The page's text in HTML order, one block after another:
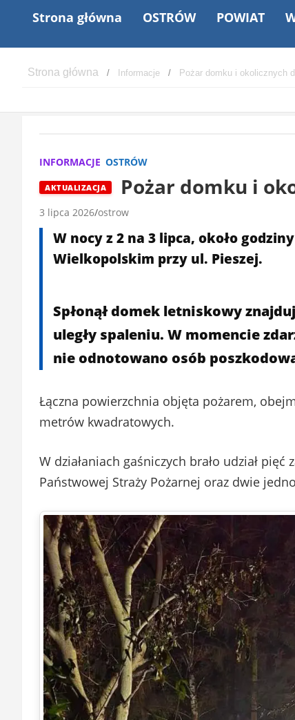
Strona główna OSTRÓW POWIAT
Informacje Pożar domku i okolicznych
INFORMACJE OSTRÓW
AKTUALIZACJA Pożar domku i
3 lipca 2026 ostrow
W nocy z 2 na 3 lipca, około
Wielkopolskim przy ul. Pieszej.
Spłonął domek letniskowy
uległy spaleniu. W momencie
nie odnotowano osób
Łączna powierzchnia objęta pożarem,
metrów kwadratowych.
W działaniach gaśniczych brało udział
Państwowej Straży Pożarnej oraz dwie